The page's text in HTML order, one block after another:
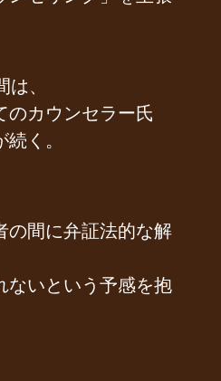
、
のカウンセラー氏
く。
の間に弁証法的な解
ないという予感を抱